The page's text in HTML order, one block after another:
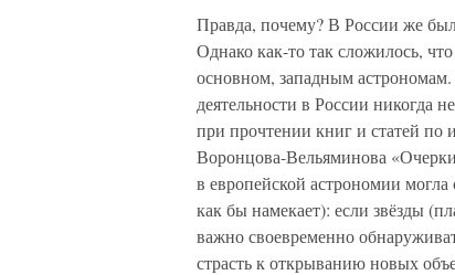
Правда, почему? В России же
Однако как-то так сложилось,
основном, западным
деятельности в России никогда
при прочтении книг и статей
Воронцова-Вельяминова
в европейской астрономии
как бы намекает): если звёзды
важно своевременно
страсть к открыванию новых